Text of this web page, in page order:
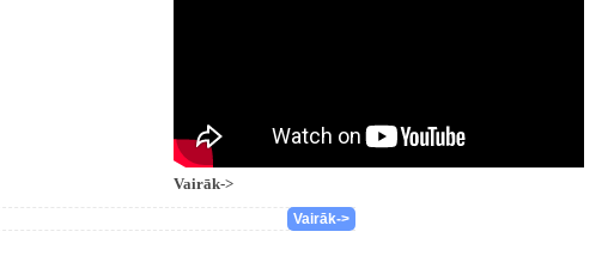
Vairāk->
Vairāk->